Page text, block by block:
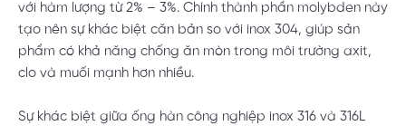
với hàm lượng từ 2% – 3%. Chính thành phần molybden này
tạo nên sự khác biệt căn bản so với inox 304, giúp sản
phẩm có khả năng chống ăn mòn trong môi trường axit,
clo và muối mạnh hơn nhiều.
Sự khác biệt giữa ống hàn công nghiệp inox 316 và 316L